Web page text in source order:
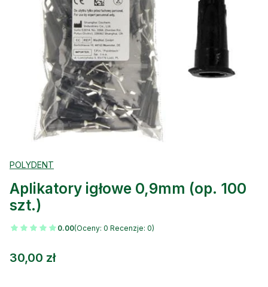
POLYDENT
Aplikatory igłowe 0,9mm (op. 100
szt.)
0.00(Oceny: 0 Recenzje: 0)
Cena
30,00 zł